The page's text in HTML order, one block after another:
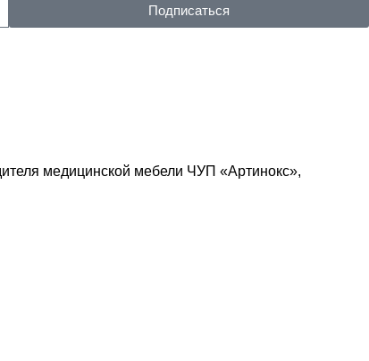
Подписаться
медицинской мебели ЧУП «Артинокс»,